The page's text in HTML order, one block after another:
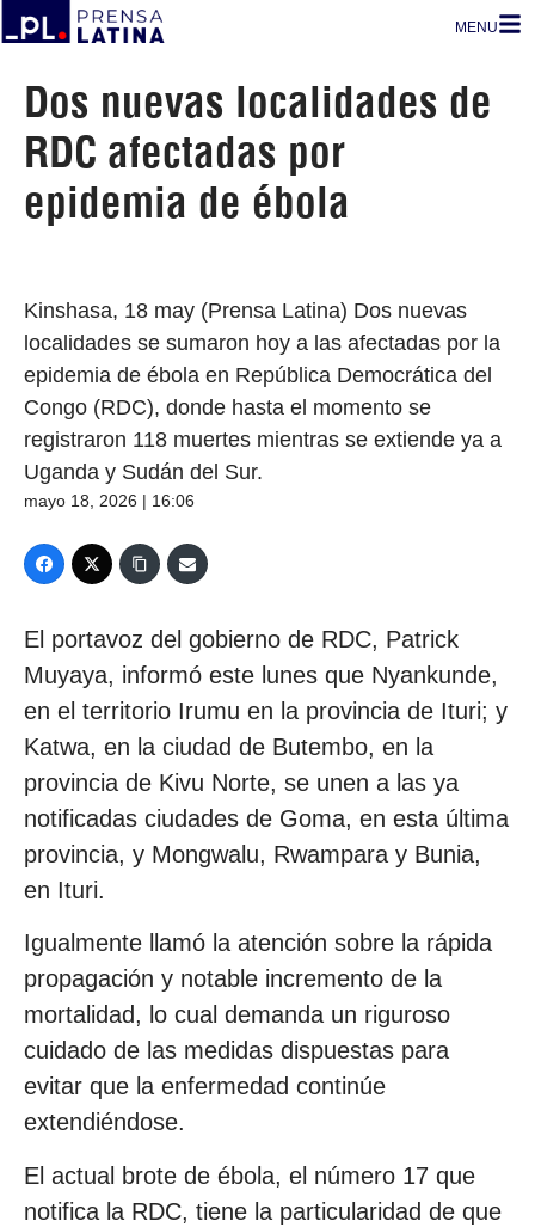
MENU
Dos nuevas localidades de
RDC afectadas por
epidemia de ébola
Kinshasa, 18 may (Prensa Latina) Dos nuevas
localidades se sumaron hoy a las afectadas por la
epidemia de ébola en República Democrática del
Congo (RDC), donde hasta el momento se
registraron 118 muertes mientras se extiende ya a
Uganda y Sudán del Sur.
mayo 18, 2026 | 16:06
El portavoz del gobierno de RDC, Patrick
Muyaya, informó este lunes que Nyankunde,
en el territorio Irumu en la provincia de Ituri; y
Katwa, en la ciudad de Butembo, en la
provincia de Kivu Norte, se unen a las ya
notificadas ciudades de Goma, en esta última
provincia, y Mongwalu, Rwampara y Bunia,
en Ituri.
Igualmente llamó la atención sobre la rápida
propagación y notable incremento de la
mortalidad, lo cual demanda un riguroso
cuidado de las medidas dispuestas para
evitar que la enfermedad continúe
extendiéndose.
El actual brote de ébola, el número 17 que
notifica la RDC, tiene la particularidad de que